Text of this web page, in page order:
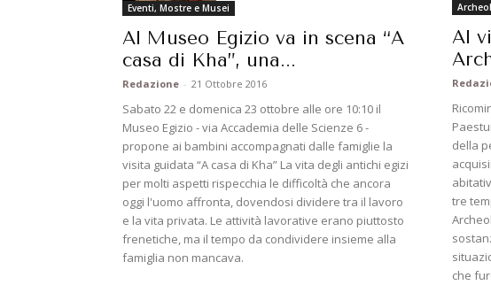
Eventi, Mostre e Musei
Al Museo Egizio va in scena “A
casa di Kha”, una...
Redazione - 21 Ottobre 2016
Sabato 22 e domenica 23 ottobre alle ore 10:10 il
Museo Egizio - via Accademia delle Scienze 6 -
propone ai bambini accompagnati dalle famiglie la
visita guidata “A casa di Kha” La vita degli antichi egizi
per molti aspetti rispecchia le difficoltà che ancora
oggi l'uomo affronta, dovendosi dividere tra il lavoro
e la vita privata. Le attività lavorative erano piuttosto
frenetiche, ma il tempo da condividere insieme alla
famiglia non mancava.
Al
della
tre
che